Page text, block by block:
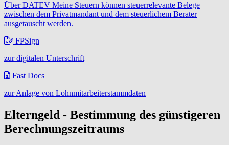
Über DATEV Meine Steuern können steuerrelevante Belege
zwischen dem Privatmandant und dem steuerlichem Berater
ausgetauscht werden.
FPSign
zur digitalen Unterschrift
Fast Docs
zur Anlage von Lohnmitarbeiterstammdaten
Elterngeld - Bestimmung des günstigeren
Berechnungszeitraums